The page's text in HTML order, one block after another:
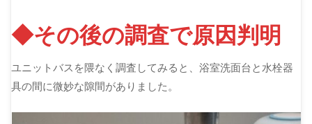
◆その後の調査で原因判明
ユニットバスを隈なく調査してみると、浴室洗面台と水栓器
具の間に微妙な隙間がありました。